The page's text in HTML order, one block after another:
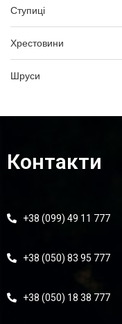
Ступиці
Хрестовини
Шруси
Контакти
+38 (099) 49 11 777
+38 (050) 83 95 777
+38 (050) 18 38 777